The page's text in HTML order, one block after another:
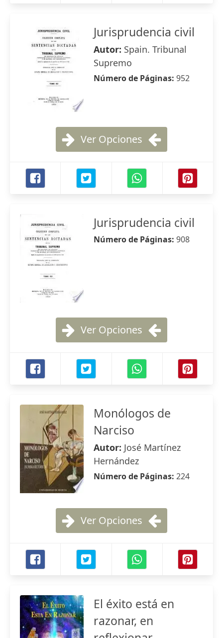
Jurisprudencia civil
Autor: Spain. Tribunal
Supremo
Número de Páginas: 952
Ver Opciones
Jurisprudencia civil
Número de Páginas: 908
Ver Opciones
Monólogos de
Narciso
Autor: José Martínez
Hernández
Número de Páginas: 224
Ver Opciones
El éxito está en
razonar, en